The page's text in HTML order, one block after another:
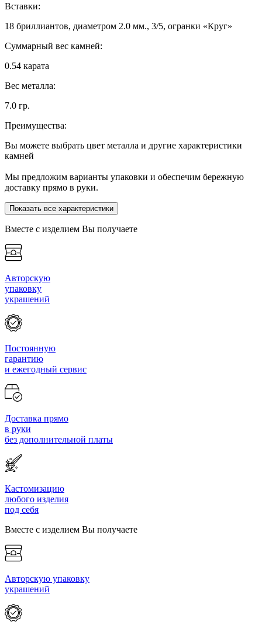
Вставки:
18 бриллиантов, диаметром 2.0 мм., 3/5, огранки «Круг»
Суммарный вес камней:
0.54 карата
Вес металла:
7.0 гр.
Преимущества:
Вы можете выбрать цвет металла и другие характеристики
камней
Мы предложим варианты упаковки и обеспечим бережную
доставку прямо в руки.
Показать все характеристики
Вместе с изделием Вы получаете
Авторскую
упаковку
украшений
Постоянную
гарантию
и ежегодный сервис
Доставка прямо
в руки
без дополнительной платы
Кастомизацию
любого изделия
под себя
Вместе с изделием Вы получаете
Авторскую упаковку
украшений